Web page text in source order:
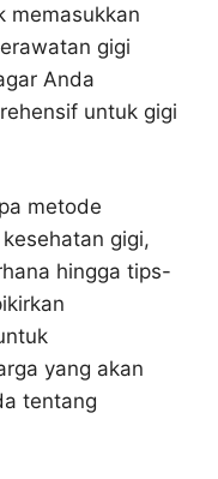
memasukkan
gigi
Anda
untuk gigi
metode
gigi,
hingga tips-
yang akan
tentang